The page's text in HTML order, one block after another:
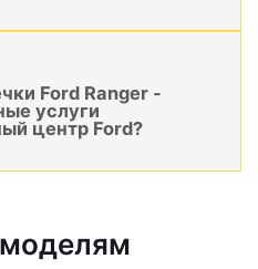
Ford Ranger -
услуги
центр Ford?